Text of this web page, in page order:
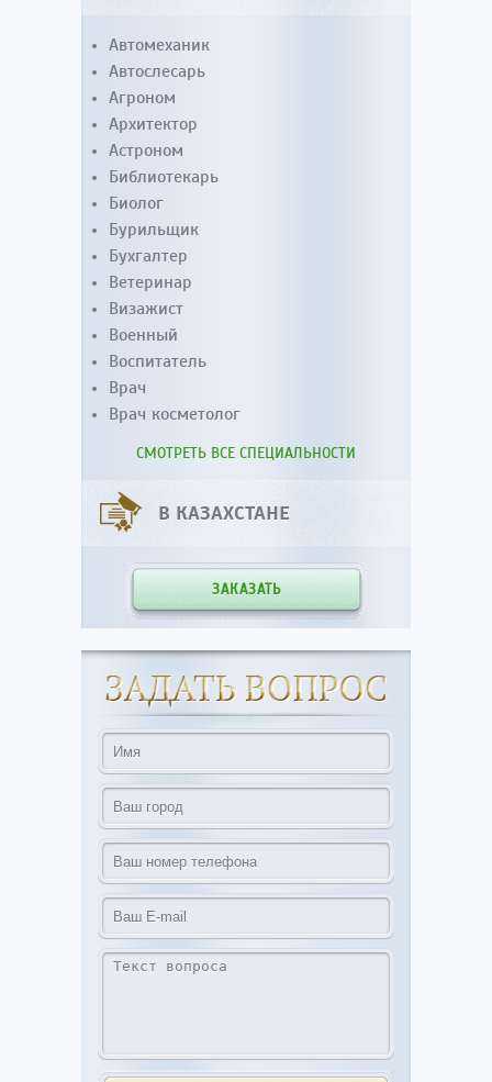
Автомеханик
Автослесарь
Агроном
Архитектор
Астроном
Библиотекарь
Биолог
Бурильщик
Бухгалтер
Ветеринар
Визажист
Военный
Воспитатель
Врач
Врач косметолог
СМОТРЕТЬ ВСЕ СПЕЦИАЛЬНОСТИ
В КАЗАХСТАНЕ
ЗАКАЗАТЬ